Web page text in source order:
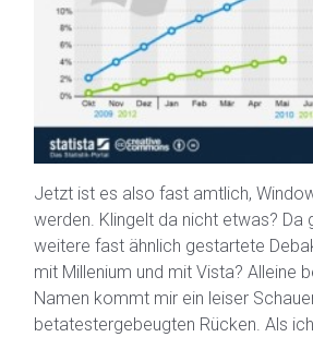
Jetzt ist es also fast amtlich,
werden. Klingelt da nicht etwas? Da
weitere fast ähnlich gestartete
mit Millenium und mit Vista? Alleine
Namen kommt mir ein leiser
betatestergebeugten Rücken. Als